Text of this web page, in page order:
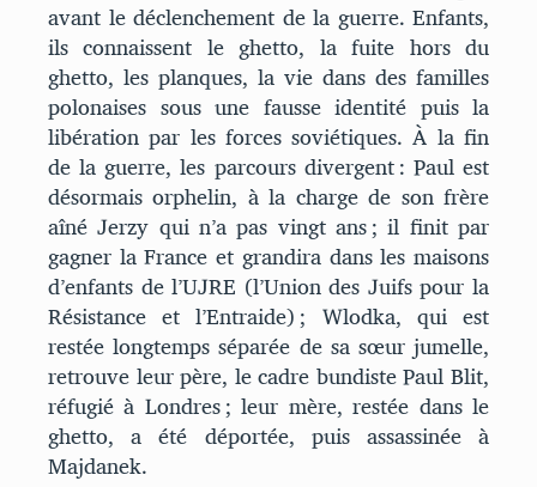
avant le déclenchement de la guerre. Enfants,
ils connaissent le ghetto, la fuite hors du
ghetto, les planques, la vie dans des familles
polonaises sous une fausse identité puis la
libération par les forces soviétiques. À la fin
de la guerre, les parcours divergent : Paul est
désormais orphelin, à la charge de son frère
aîné Jerzy qui n’a pas vingt ans ; il finit par
gagner la France et grandira dans les maisons
d’enfants de l’UJRE (l’Union des Juifs pour la
Résistance et l’Entraide) ; Wlodka, qui est
restée longtemps séparée de sa sœur jumelle,
retrouve leur père, le cadre bundiste Paul Blit,
réfugié à Londres ; leur mère, restée dans le
ghetto, a été déportée, puis assassinée à
Majdanek.